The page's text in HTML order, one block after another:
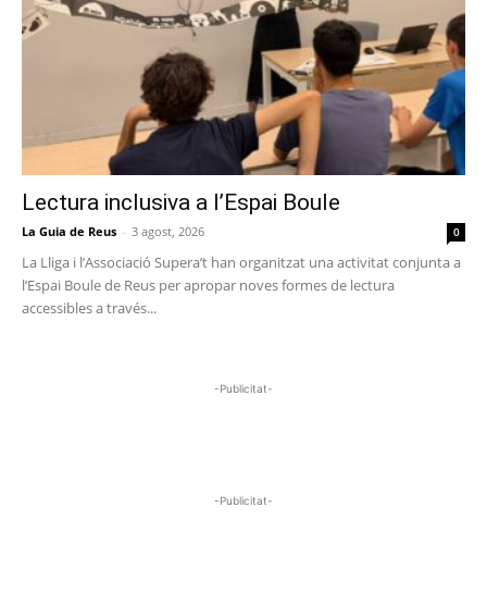
Lectura inclusiva a l’Espai Boule
La Guia de Reus - 3 agost, 2026 0
La Lliga i l’Associació Supera’t han organitzat una activitat conjunta a
l’Espai Boule de Reus per apropar noves formes de lectura
accessibles a través...
-Publicitat-
-Publicitat-